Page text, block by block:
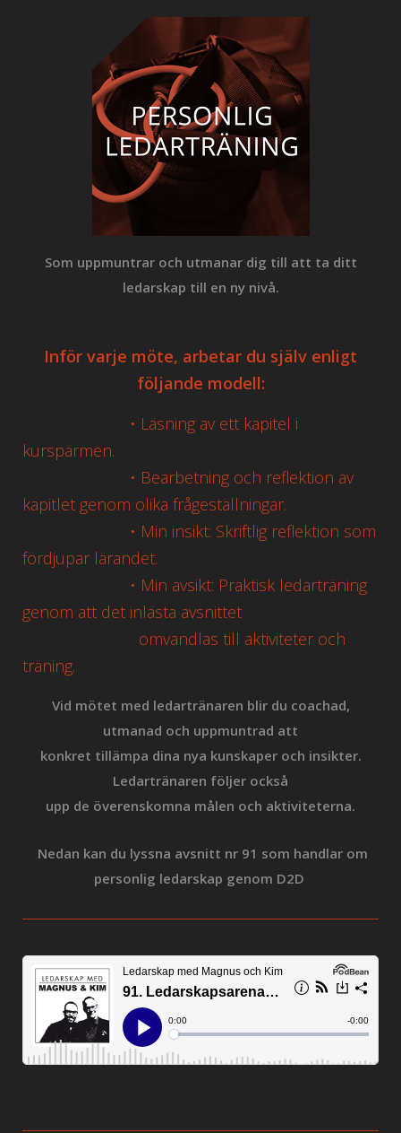
Som uppmuntrar och utmanar dig till att ta ditt
ledarskap till en ny nivå.
Inför varje möte, arbetar du själv enligt
följande modell:
• Läsning av ett kapitel i
kurspärmen.
• Bearbetning och reflektion av
kapitlet genom olika frågeställningar.
• Min insikt: Skriftlig reflektion som
fördjupar lärandet.
• Min avsikt: Praktisk ledarträning
genom att det inlästa avsnittet
omvandlas till aktiviteter och
träning.
Vid mötet med ledartränaren blir du coachad,
utmanad och uppmuntrad att
konkret tillämpa dina nya kunskaper och insikter.
Ledartränaren följer också
upp de överenskomna målen och aktiviteterna.
Nedan kan du lyssna avsnitt nr 91 som handlar om
personlig ledarskap genom D2D